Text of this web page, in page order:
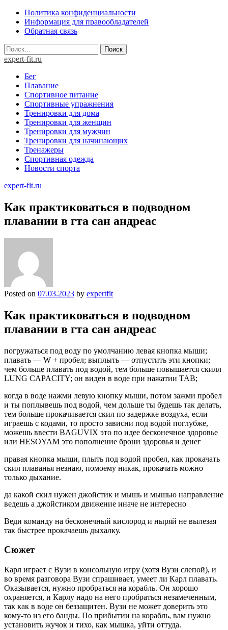
Skip
content
Политика конфиденциальности
Информация для правообладателей
Обратная связь
Найти:
expert-fit.ru
Бег
Плавание
Спортивное питание
Спортивные упражнения
Тренировки для дома
Тренировки для женщин
Тренировки для мужчин
Тренировки для начинающих
Тренажеры
Спортивная одежда
Новости спорта
expert-fit.ru
Как практиковаться в подводном
плавании в гта сан андреас
Posted on 07.03.2023 by expertfit
Как практиковаться в подводном
плавании в гта сан андреас
погружаться под воду по умолчанию левая кнопка мыши;
плавать — W + пробел; выплыть — отпустить эти кнопки;
чем больше плавать под водой, тем больше повышается скилл
LUNG CAPACITY; он виден в воде при нажатии TAB;
когда в воде нажми левую кнопку мыши, потом зажми пробел
и ты поплывешь под водой, чем дольше ты будешь так делать,
тем больше прокачивается скил по задержке воздуха, если
играешь с кодами, то просто зависни под водой поглубже,
можешь ввести BAGUVIX это по идее бесконечное здоровье
или HESOYAM это пополнение брони здоровья и денег
правая кнопка мыши, плыть под водой пробел, как прокачать
скил плаванья незнаю, помоему никак, прокачать можно
только дыхание.
да какой скил нужен джойстик и мышь и мышью направление
ведешь а джойстиком движение иначе не интересно
Веди команду на бесконечный кислород и ныряй не вылезая
так быстрее прокачаешь дыхалку.
Сюжет
Карл играет с Вузи в консольную игру (хотя Вузи слепой), и
во время разговора Вузи спрашивает, умеет ли Карл плавать.
Оказывается, нужно пробраться на корабль. Он хорошо
охраняется, и Карлу надо на него пробраться незамеченным,
так как в воде он беззащитен. Вузи не может доверить это
кому-то из его банды. По прибытии на корабль, вам нужно
установить жучок и тихо, как мышка, уйти оттуда.